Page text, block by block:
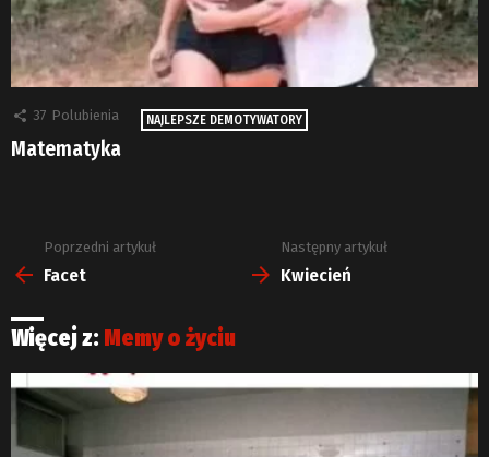
37 Polubienia NAJLEPSZE DEMOTYWATORY
Matematyka
Zobacz
więcej
Poprzedni artykuł
Facet
Następny artykuł
Kwiecień
Więcej z: Memy o życiu